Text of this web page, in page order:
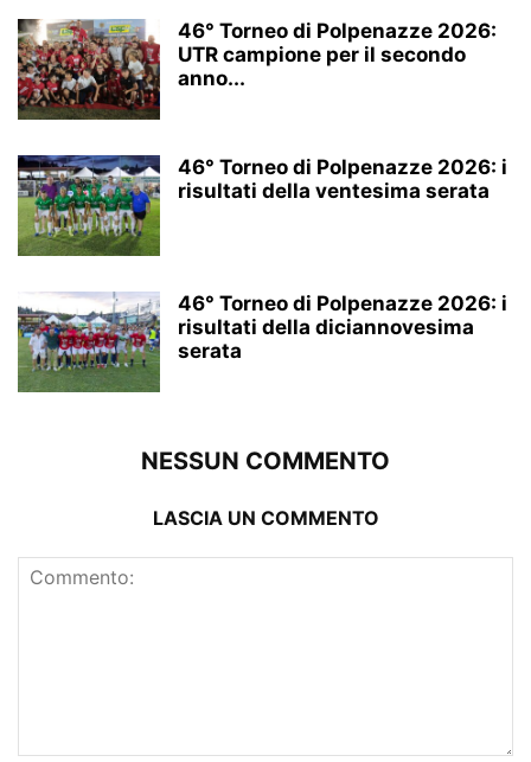
46° Torneo di Polpenazze 2026:
UTR campione per il secondo
anno...
46° Torneo di Polpenazze 2026: i
risultati della ventesima serata
46° Torneo di Polpenazze 2026: i
risultati della diciannovesima
serata
NESSUN COMMENTO
LASCIA UN COMMENTO